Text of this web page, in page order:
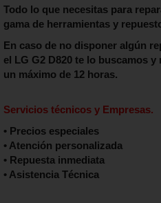
Todo lo que necesitas para
gama de herramientas y
En caso de no disponer algún
el LG G2 D820 te lo buscamos
un máximo de 12 horas.
Servicios técnicos y Empresas.
• Precios especiales
• Atención personalizada
• Repuesta inmediata
• Asistencia Técnica